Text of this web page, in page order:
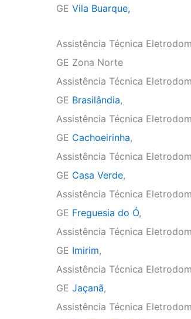
GE Vila Buarque,
Assistência Técnica
GE Zona Norte
Assistência Técnica
GE Brasilândia,
Assistência Técnica
GE Cachoeirinha,
Assistência Técnica
GE Casa Verde,
Assistência Técnica
GE Freguesia do Ó,
Assistência Técnica
GE Imirim,
Assistência Técnica
GE Jaçanã,
Assistência Técnica